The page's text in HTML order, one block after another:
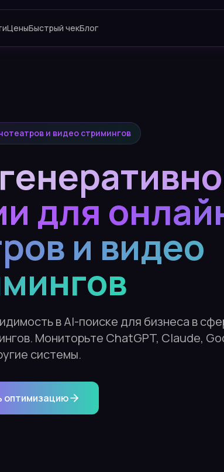
ЦеныБыстрый чекБлог
и видео стримингов
для
и видео
в AI-поиске для бизнеса в
Мониторьте ChatGPT, Claude,
системы.
оптимизацию